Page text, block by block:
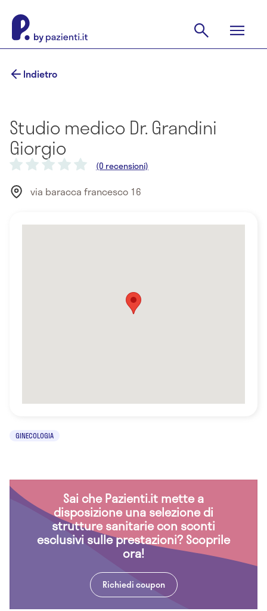
Indietro
Studio medico Dr. Grandini
Giorgio
(0 recensioni)
via baracca francesco 16
GINECOLOGIA
Sai che Pazienti.it mette a
disposizione una selezione di
strutture sanitarie con sconti
esclusivi sulle prestazioni? Scoprile
ora!
Richiedi coupon